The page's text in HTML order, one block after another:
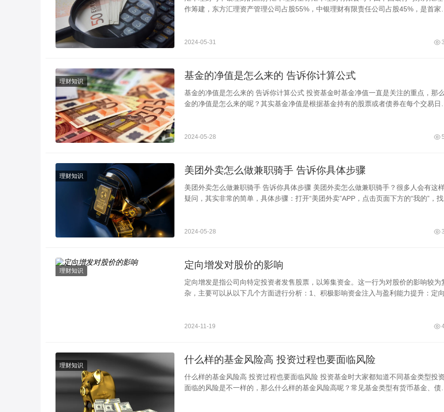
作筹建，东方汇理资产管理公司占股55%，中银理财有限责任公司占股45%，是首家
2024-05-31
理财知识
基金的净值是怎么来的 告诉你计算公式
基金的净值是怎么来的 告诉你计算公式 投资基金时基金净值一直是关注的重点，那么基
金的净值是怎么来的呢？其实基金净值是根据基金持有的股票或者债券在每个交易日
2024-05-28
理财知识
美团外卖怎么做兼职骑手 告诉你具体步骤
美团外卖怎么做兼职骑手 告诉你具体步骤 美团外卖怎么做兼职骑手？很多人会有这样的
疑问，其实非常的简单，具体步骤：打开“美团外卖”APP，点击页面下方的“我的”，
2024-05-28
理财知识
定向增发对股价的影响
定向增发是指公司向特定投资者发售股票，以筹集资金。这一行为对股价的影响较为
杂，主要可以从以下几个方面进行分析：1、积极影响资金注入与盈利能力提升：定
2024-11-19
理财知识
什么样的基金风险高 投资过程也要面临风险
什么样的基金风险高 投资过程也要面临风险 投资基金时大家都知道不同基金类型投资后
面临的风险是不一样的，那么什么样的基金风险高呢？常见基金类型有货币基金、债